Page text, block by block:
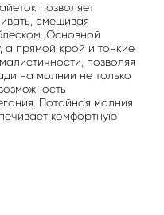
позволяет
смешивая
Основной
а прямой крой и тонкие
позволяя
на молнии не только
Потайная молния
комфортную